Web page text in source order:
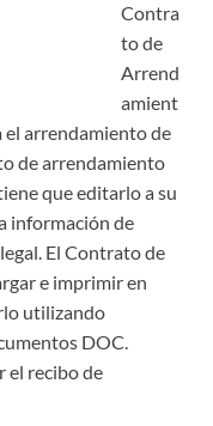
Contra
to de
Arrend
amient
el arrendamiento de
de arrendamiento
que editarlo a su
información de
El Contrato de
e imprimir en
utilizando
DOC.
el recibo de